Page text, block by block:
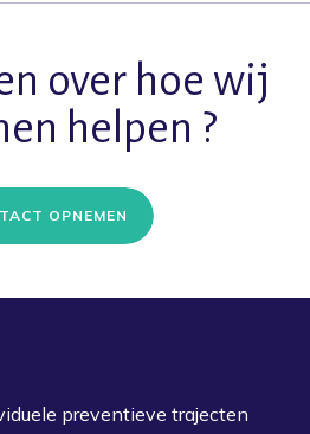
over hoe wij
helpen ?
OPNEMEN
preventieve trajecten